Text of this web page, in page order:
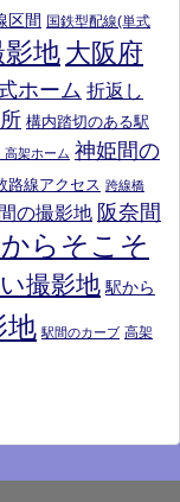
区間 国鉄型配線(単式
地 大阪府
ホーム 折返し
構内踏切のある駅
高架ホーム 神姫間の
路線アクセス 跨線橋
の撮影地 阪奈間
らそこそ
撮影地 駅から
地 駅間のカーブ 高架